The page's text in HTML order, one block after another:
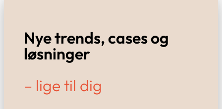
Nye trends, cases og
løsninger
– lige til dig